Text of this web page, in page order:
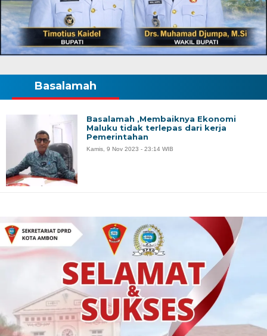
Basalamah
Basalamah ,Membaiknya Ekonomi
Maluku tidak terlepas dari kerja
Pemerintahan
Kamis, 9 Nov 2023 - 23:14 WIB